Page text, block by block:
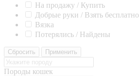
На продажу / Купить
Добрые руки / Взять бесплатно
Вязка
Потерялись / Найдены
Сбросить Применить
Породы кошек